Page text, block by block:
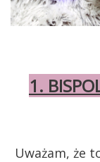
1.
Uważam, że